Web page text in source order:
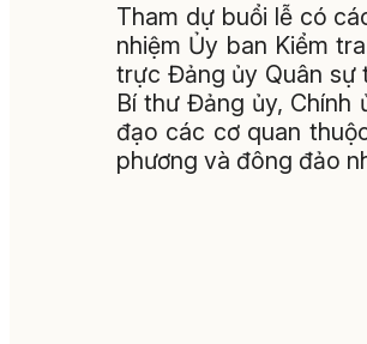
Tham dự buổi lễ có
nhiệm Ủy ban Kiểm
trực Đảng ủy Quân sự
Bí thư Đảng ủy, Chính
đạo các cơ quan
phương và đông đảo